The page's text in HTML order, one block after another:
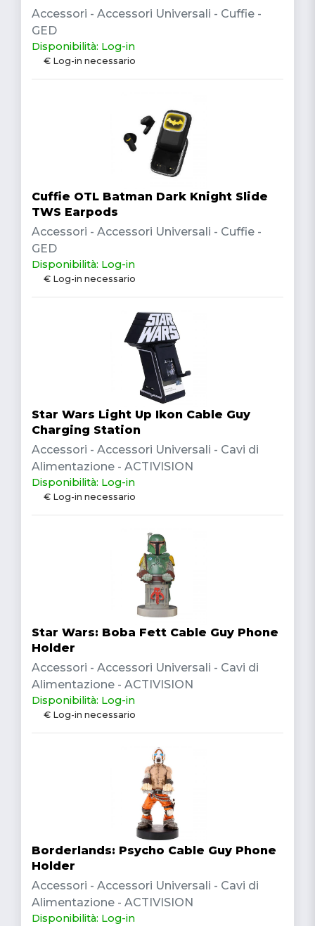
Accessori - Accessori Universali - Cuffie -
GED
Disponibilità: Log-in
€ Log-in necessario
Cuffie OTL Batman Dark Knight Slide
TWS Earpods
Accessori - Accessori Universali - Cuffie -
GED
Disponibilità: Log-in
€ Log-in necessario
Star Wars Light Up Ikon Cable Guy
Charging Station
Accessori - Accessori Universali - Cavi di
Alimentazione - ACTIVISION
Disponibilità: Log-in
€ Log-in necessario
Star Wars: Boba Fett Cable Guy Phone
Holder
Accessori - Accessori Universali - Cavi di
Alimentazione - ACTIVISION
Disponibilità: Log-in
€ Log-in necessario
Borderlands: Psycho Cable Guy Phone
Holder
Accessori - Accessori Universali - Cavi di
Alimentazione - ACTIVISION
Disponibilità: Log-in